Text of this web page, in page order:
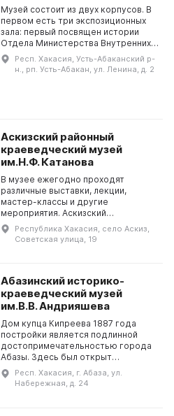
Музей состоит из двух корпусов. В
первом есть три экспозиционных
зала: первый посвящен истории
Отдела Министерства Внутренних
дел по Усть-Абаканскому району с
1923 года, второй - Юнармии и
Боевому бра...
Респ. Хакасия, Усть-Абаканский р-
н., рп. Усть-Абакан, ул. Ленина, д. 2
Аскизский районный
краеведческий музей
им.Н.Ф. Катанова
В музее ежегодно проходят
различные выставки, лекции,
мастер-классы и другие
мероприятия. Аскизский
краеведческий музей им. Н. Ф.
Катанова расположен в селе Аскиз
в двухэтажном деревянном здании,
Республика Хакасия, село Аскиз,
Советская улица, 19
Абазинский историко-
краеведческий музей
им.В.В. Андрияшева
Дом купца Кипреева 1887 года
постройки является подлинной
достопримечательностью города
Абазы. Здесь был открыт
Абазинский краеведческий музей
им. В. В. Андрияшева, который
получил звание «Лучшего мун...
Респ. Хакасия, г. Абаза, ул.
Набережная, д. 24